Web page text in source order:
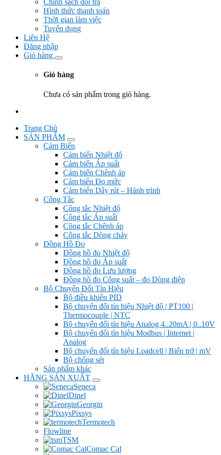
Chính sách đổi trả
Hình thức thanh toán
Thời gian làm việc
Tuyển dụng
Liên Hệ
Đăng nhập
Giỏ hàng
Giỏ hàng
Chưa có sản phẩm trong giỏ hàng.
Trang Chủ
SẢN PHẨM
Cảm Biến
Cảm biến Nhiệt độ
Cảm biến Áp suất
Cảm biến Chênh áp
Cảm biến Đo mức
Cảm biến Dây rút – Hành trình
Công Tắc
Công tắc Nhiệt độ
Công tắc Áp suất
Công tắc Chênh áp
Công tắc Dòng chảy
Đồng Hồ Đo
Đồng hồ đo Nhiệt độ
Đồng hồ đo Áp suất
Đồng hồ đo Lưu lượng
Đồng hồ đo Công suất – đo Dòng điện
Bộ Chuyển Đổi Tín Hiệu
Bộ điều khiển PID
Bộ chuyển đổi tín hiệu Nhiệt độ | PT100 |
Thermocouple | NTC
Bộ chuyển đổi tín hiệu Analog 4..20mA | 0..10V
Bộ chuyển đổi tín hiệu Modbus | Internet |
Analog
Bộ chuyển đổi tín hiệu Loadcell | Biến trở | mV
Bộ chống sét
Sản phẩm khác
HÃNG SẢN XUẤT
Seneca
Dinel
Georgin
Pixsys
Termotech
Flowline
TSM
Comac Cal